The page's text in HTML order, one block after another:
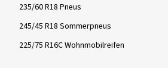
235/60 R18 Pneus
245/45 R18 Sommerpneus
225/75 R16C Wohnmobilreifen